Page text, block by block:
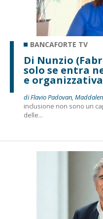
BANCAFORTE TV
Di Nunzio
solo se entra
e
di Flavio Padovan,
inclusione non sono un
delle...